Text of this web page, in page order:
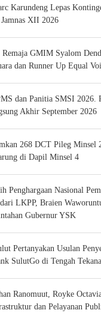
Karundeng Lepas
XII 2026
GMIM Syalom
dan Runner Up Equal
dan Panitia SMSI 2026.
Akhir September 2026
268 DCT Pileg Minsel
di Dapil Minsel 4
Penghargaan Nasional
LKPP, Braien
Gubernur YSK
Pertanyakan Usulan
SulutGo di Tengah
Ranomuut, Royke
dan Pelayanan